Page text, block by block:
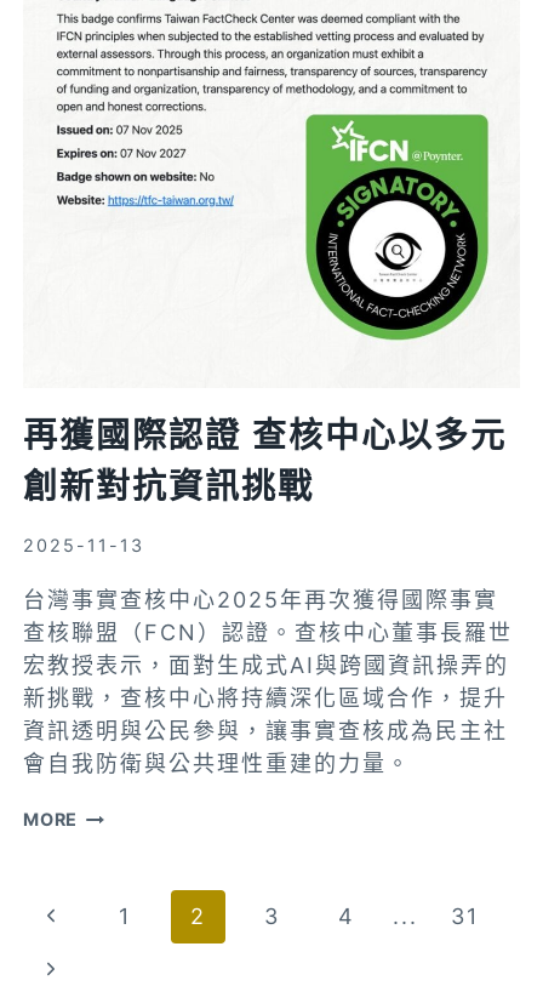
肺
炎
致
死
率
43%」
查
核
中
獲
療
報
導
獎
肯
定
再獲國際認證 查核中心以多元
創新對抗資訊挑戰
2025-11-13
台灣事實查核中心2025年再次獲得國際事實
查核聯盟（FCN）認證。查核中心董事長羅世
宏教授表示，面對生成式AI與跨國資訊操弄的
新挑戰，查核中心將持續深化區域合作，提升
資訊透明與公民參與，讓事實查核成為民主社
會自我防衛與公共理性重建的力量。
MORE 再
Page
navigation
Previous
Page
1 2 3 4 ... 31
Next